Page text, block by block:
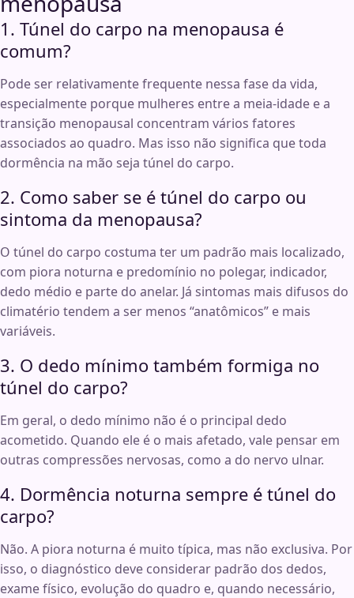
1. Túnel do carpo na menopausa é
comum?
Pode ser relativamente frequente nessa fase da vida,
especialmente porque mulheres entre a meia-idade e a
transição menopausal concentram vários fatores
associados ao quadro. Mas isso não significa que toda
dormência na mão seja túnel do carpo.
2. Como saber se é túnel do carpo ou
sintoma da menopausa?
O túnel do carpo costuma ter um padrão mais localizado,
com piora noturna e predomínio no polegar, indicador,
dedo médio e parte do anelar. Já sintomas mais difusos do
climatério tendem a ser menos “anatômicos” e mais
variáveis.
3. O dedo mínimo também formiga no
túnel do carpo?
Em geral, o dedo mínimo não é o principal dedo
acometido. Quando ele é o mais afetado, vale pensar em
outras compressões nervosas, como a do nervo ulnar.
4. Dormência noturna sempre é túnel do
carpo?
Não. A piora noturna é muito típica, mas não exclusiva. Por
isso, o diagnóstico deve considerar padrão dos dedos,
exame físico, evolução do quadro e, quando necessário,